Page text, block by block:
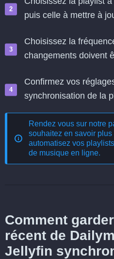
puis celle à mettre à
Choisissez la
changements doivent
Confirmez vos
synchronisation de la
Rendez vous sur notre
souhaitez en savoir plus
automatisez vos
de musique en ligne.
Comment
récent de
Jellyfin